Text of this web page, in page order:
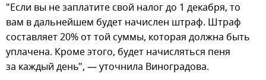
"Если вы не заплатите свой налог до 1 декабря, то
вам в дальнейшем будет начислен штраф. Штраф
составляет 20% от той суммы, которая должна быть
уплачена. Кроме этого, будет начисляться пеня
за каждый день", — уточнила Виноградова.